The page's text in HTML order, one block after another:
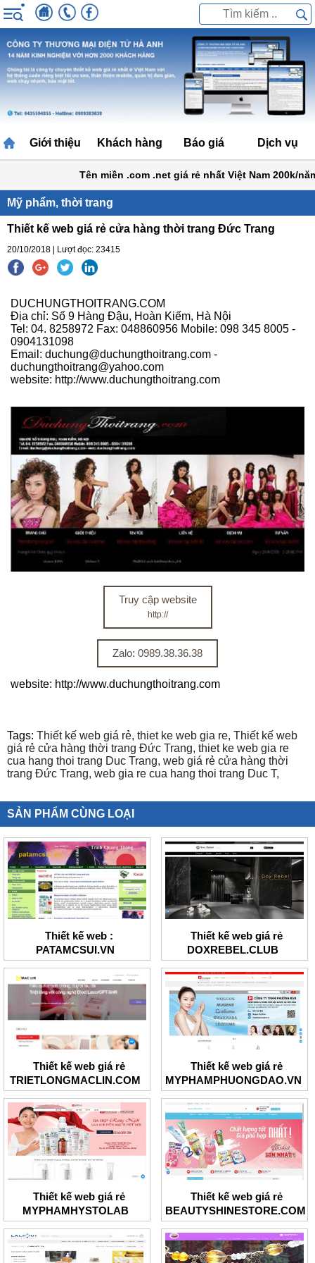
Giới thiệu Khách hàng Báo giá Dịch vụ
Tên miền .com .net giá rẻ nhất Việt Nam 200k/năm
Mỹ phẩm, thời trang
Thiết kế web giá rẻ cửa hàng thời trang Đức Trang
20/10/2018 | Lượt đọc: 23415
DUCHUNGTHOITRANG.COM
Địa chỉ: Số 9 Hàng Đậu, Hoàn Kiếm, Hà Nội
Tel: 04. 8258972 Fax: 048860956 Mobile: 098 345 8005 -
0904131098
Email: duchung@duchungthoitrang.com -
duchungthoitrang@yahoo.com
website: http://www.duchungthoitrang.com
Truy cập website
http://
Zalo: 0989.38.36.38
website: http://www.duchungthoitrang.com
Tags: Thiết kế web giá rẻ, thiet ke web gia re, Thiết kế web
giá rẻ cửa hàng thời trang Đức Trang, thiet ke web gia re
cua hang thoi trang Duc Trang, web giá rẻ cửa hàng thời
trang Đức Trang, web gia re cua hang thoi trang Duc T,
SẢN PHẨM CÙNG LOẠI
Thiết kế web :
PATAMCSUI.VN
Thiết kế web giá rẻ
DOXREBEL.CLUB
Thiết kế web giá rẻ
TRIETLONGMACLIN.COM
Thiết kế web giá rẻ
MYPHAMPHUONGDAO.VN
Thiết kế web giá rẻ
MYPHAMHYSTOLAB
Thiết kế web giá rẻ
BEAUTYSHINESTORE.COM